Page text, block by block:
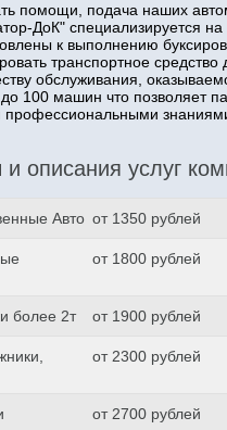
помощи, подача наших
ДоК" специализируется
к выполнению
транспортное
обслуживания,
до 100 машин что позволяет
описания услуг
Авто от 1350 рублей
от 1800 рублей
более 2т от 1900 рублей
от 2300 рублей
от 2700 рублей